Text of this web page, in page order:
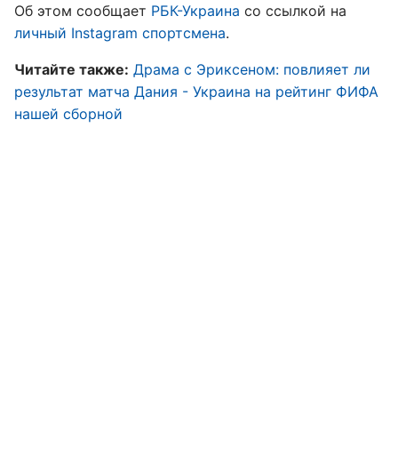
Об этом сообщает РБК-Украина со ссылкой на
личный Instagram спортсмена.
Читайте также: Драма с Эриксеном: повлияет ли
результат матча Дания - Украина на рейтинг ФИФА
нашей сборной